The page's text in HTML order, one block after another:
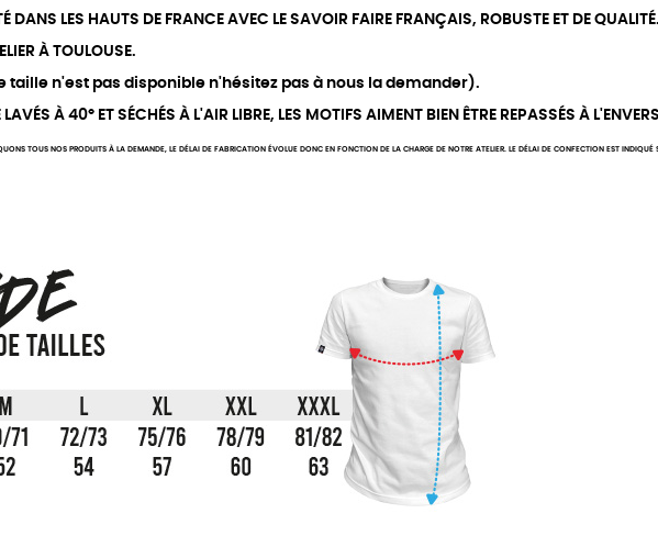
DANS LES HAUTS DE FRANCE AVEC LE SAVOIR FAIRE FRANÇAIS, ROBUSTE ET DE QUALITÉ.
À TOULOUSE.
taille n'est pas disponible n'hésitez pas à nous la demander).
À 40° ET SÉCHÉS À L'AIR LIBRE, LES MOTIFS AIMENT BIEN ÊTRE REPASSÉS À
TOUS NOS PRODUITS À LA DEMANDE, LE DÉLAI DE FABRICATION ÉVOLUE DONC EN FONCTION DE LA CHARGE DE NOTRE ATELIER. LE DÉLAI DE CONFECTION EST INDIQUÉ